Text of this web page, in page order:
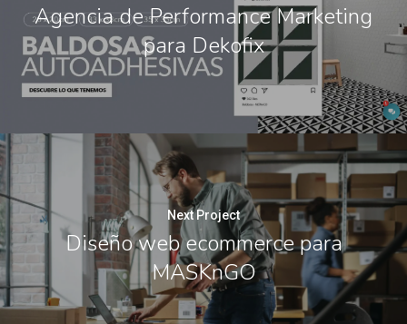
Agencia de Performance Marketing
para Dekofix
Next Project
Diseño web ecommerce para
MASKnGO